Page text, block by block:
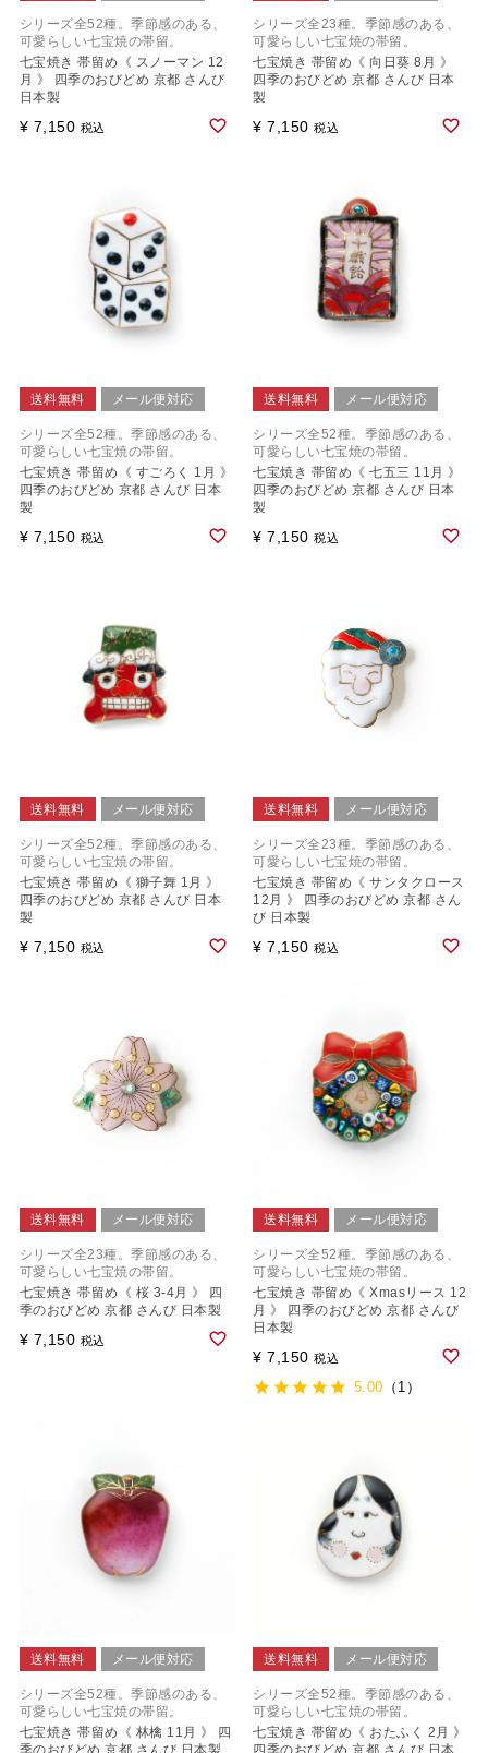
シリーズ全52種。季節感のある、
可愛らしい七宝焼の帯留。
七宝焼き 帯留め《 スノーマン 12
月 》 四季のおびどめ 京都 さんび
日本製
¥ 7,150 税込
シリーズ全23種。季節感のある、
可愛らしい七宝焼の帯留。
七宝焼き 帯留め《 向日葵 8月 》
四季のおびどめ 京都 さんび 日本
製
¥ 7,150 税込
送料無料 メール便対応
シリーズ全52種。季節感のある、
可愛らしい七宝焼の帯留。
七宝焼き 帯留め《 すごろく 1月 》
四季のおびどめ 京都 さんび 日本
製
¥ 7,150 税込
送料無料 メール便対応
シリーズ全52種。季節感のある、
可愛らしい七宝焼の帯留。
七宝焼き 帯留め《 七五三 11月 》
四季のおびどめ 京都 さんび 日本
製
¥ 7,150 税込
送料無料 メール便対応
シリーズ全52種。季節感のある、
可愛らしい七宝焼の帯留。
七宝焼き 帯留め《 獅子舞 1月 》
四季のおびどめ 京都 さんび 日本
製
¥ 7,150 税込
送料無料 メール便対応
シリーズ全23種。季節感のある、
可愛らしい七宝焼の帯留。
七宝焼き 帯留め《 サンタクロース
12月 》 四季のおびどめ 京都 さん
び 日本製
¥ 7,150 税込
送料無料 メール便対応
シリーズ全23種。季節感のある、
可愛らしい七宝焼の帯留。
七宝焼き 帯留め《 桜 3-4月 》 四
季のおびどめ 京都 さんび 日本製
¥ 7,150 税込
送料無料 メール便対応
シリーズ全52種。季節感のある、
可愛らしい七宝焼の帯留。
七宝焼き 帯留め《 Xmasリース 12
月 》 四季のおびどめ 京都 さんび
日本製
¥ 7,150 税込
5.00 （1）
送料無料 メール便対応
シリーズ全52種。季節感のある、
可愛らしい七宝焼の帯留。
七宝焼き 帯留め《 林檎 11月 》 四
送料無料 メール便対応
シリーズ全52種。季節感のある、
可愛らしい七宝焼の帯留。
七宝焼き 帯留め《 おたふく 2月 》